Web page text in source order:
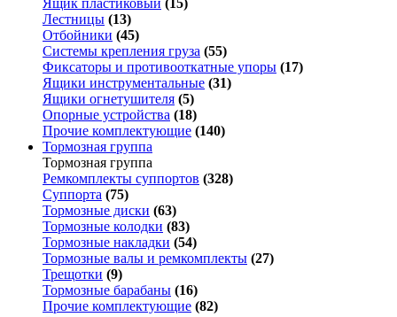
Ящик пластиковый (15)
Лестницы (13)
Отбойники (45)
Системы крепления груза (55)
Фиксаторы и противооткатные упоры (17)
Ящики инструментальные (31)
Ящики огнетушителя (5)
Опорные устройства (18)
Прочие комплектующие (140)
Тормозная группа
Тормозная группа
Ремкомплекты суппортов (328)
Суппорта (75)
Тормозные диски (63)
Тормозные колодки (83)
Тормозные накладки (54)
Тормозные валы и ремкомплекты (27)
Трещотки (9)
Тормозные барабаны (16)
Прочие комплектующие (82)